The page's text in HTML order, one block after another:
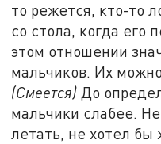
то режется, кто-то
со стола, когда его
этом отношении
мальчиков. Их
(Смеется) До
мальчики слабее.
летать, не хотел